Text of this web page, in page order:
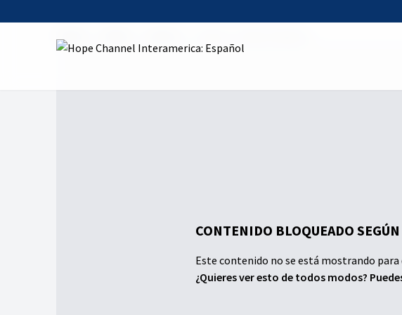
CONTENIDO BLOQUEADO
Este contenido no se está mostrando
¿Quieres ver esto de todos modos?